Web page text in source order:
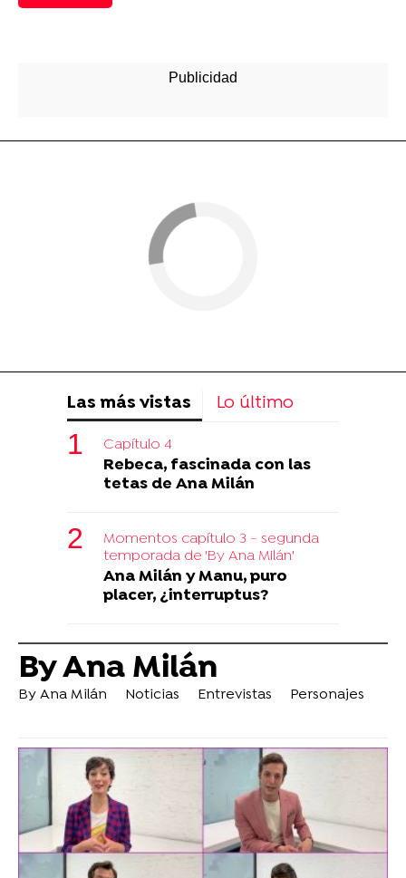
Las más vistas Lo último
Capítulo 4
Rebeca, fascinada con las
tetas de Ana Milán
Momentos capítulo 3 - segunda
temporada de 'By Ana Milán'
Ana Milán y Manu, puro
placer, ¿interruptus?
By Ana Milán
By Ana Milán Noticias Entrevistas Personajes